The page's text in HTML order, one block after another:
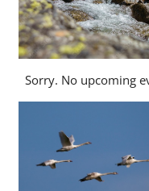
Sorry. No upcoming